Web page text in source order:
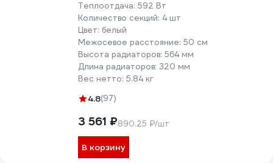
Теплоотдача: 592 Вт
Количество секций: 4 шт
Цвет: белый
Межосевое расстояние: 50 см
Высота радиаторов: 564 мм
Длина радиаторов: 320 мм
Вес нетто: 5.84 кг
4.8(97)
3 561 ₽890.25 ₽/шт
В корзину